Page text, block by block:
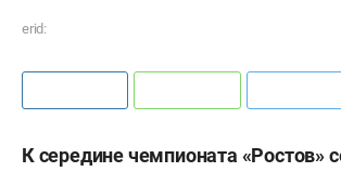
erid:
К середине чемпионата «Ростов»